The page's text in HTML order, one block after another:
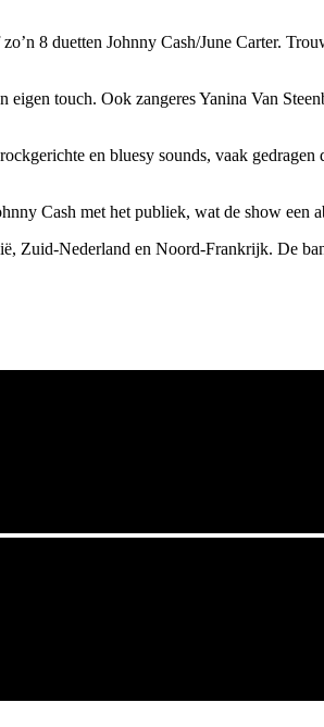
8 duetten Johnny Cash/June Carter.
touch. Ook zangeres Yanina Van
en bluesy sounds, vaak
Cash met het publiek, wat de show een
Zuid-Nederland en Noord-Frankrijk. De